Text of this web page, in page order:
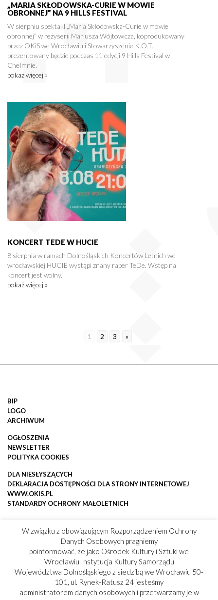
„MARIA SKŁODOWSKA-CURIE W MOWIE
OBRONNEJ” NA 9 HILLS FESTIVAL
W sierpniu spektakl „Maria Skłodowska-Curie w mowie
obronnej” w reżyserii Mariusza Wójtowicza, koprodukowany
przez OKiS we Wrocławiu i Stowarzyszenie K.O.T.,
prezentowany będzie podczas 11 edycji 9 Hills Festival w
Chełmnie.
pokaż więcej »
KONCERT TEDE W HUCIE
8 sierpnia w ramach Dolnośląskich Koncertów Letnich we
wrocławskiej HUCIE wystąpi znany raper TeDe. Wstęp na
koncert jest wolny.
pokaż więcej »
1 2 3 »
BIP
LOGO
ARCHIWUM
OGŁOSZENIA
NEWSLETTER
POLITYKA COOKIES
DLA NIESŁYSZĄCYCH
DEKLARACJA DOSTĘPNOŚCI DLA STRONY INTERNETOWEJ
WWW.OKIS.PL
STANDARDY OCHRONY MAŁOLETNICH
W związku z obowiązującym Rozporządzeniem Ochrony
Danych Osobowych pragniemy
poinformować, że jako Ośrodek Kultury i Sztuki we
Wrocławiu Instytucja Kultury Samorządu
Województwa Dolnośląskiego z siedzibą we Wrocławiu 50-
101, ul. Rynek-Ratusz 24 jesteśmy
administratorem danych osobowych i przetwarzamy je w